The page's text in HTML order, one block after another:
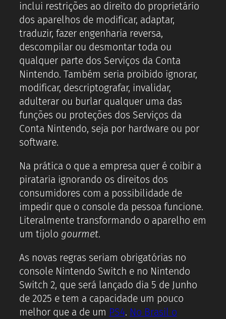
inclui restrições ao direito do proprietário
dos aparelhos de modificar, adaptar,
traduzir, fazer engenharia reversa,
descompilar ou desmontar toda ou
qualquer parte dos Serviços da Conta
Nintendo. Também seria proibido ignorar,
modificar, descriptografar, invalidar,
adulterar ou burlar qualquer uma das
funções ou proteções dos Serviços da
Conta Nintendo, seja por hardware ou por
software.
Na prática o que a empresa quer é coibir a
pirataria ignorando os direitos dos
consumidores com a possibilidade de
impedir que o console da pessoa funcione.
Literalmente transformando o aparelho em
um tijolo gourmet.
As novas regras seriam obrigatórias no
console Nintendo Switch e no Nintendo
Switch 2, que será lançado dia 5 de Junho
de 2025 e tem a capacidade um pouco
melhor que a de um PS4. No Brasil o